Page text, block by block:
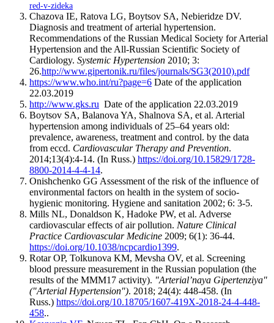
red-v-zideka
Chazova IE, Ratova LG, Boytsov SA, Nebieridze DV.
Diagnosis and treatment of arterial hypertension.
Recommendations of the Russian Medical Society for Arterial
Hypertension and the All-Russian Scientific Society of
Cardiology. Systemic Hypertension 2010; 3:
26.http://www.gipertonik.ru/files/journals/SG3(2010).pdf
https://www.who.int/ru?page=6 Date of the application
22.03.2019
http://www.gks.ru Date of the application 22.03.2019
Boytsov SA, Balanova YA, Shalnova SA, et al. Arterial
hypertension among individuals of 25–64 years old:
prevalence, awareness, treatment and control. by the data
from eccd. Cardiovascular Therapy and Prevention.
2014;13(4):4-14. (In Russ.) https://doi.org/10.15829/1728-
8800-2014-4-4-14.
Onishchenko GG Assessment of the risk of the influence of
environmental factors on health in the system of socio-
hygienic monitoring. Hygiene and sanitation 2002; 6: 3-5.
Mills NL, Donaldson K, Hadoke PW, et al. Adverse
cardiovascular effects of air pollution. Nature Clinical
Practice Cardiovascular Medicine 2009; 6(1): 36-44.
https://doi.org/10.1038/ncpcardio1399.
Rotar OP, Tolkunova KM, Mevsha OV, et al. Screening
blood pressure measurement in the Russian population (the
results of the МММ17 activity). "Arterial’naya Gipertenziya"
("Arterial Hypertension"). 2018; 24(4): 448-458. (In
Russ.) https://doi.org/10.18705/1607-419X-2018-24-4-448-
458..